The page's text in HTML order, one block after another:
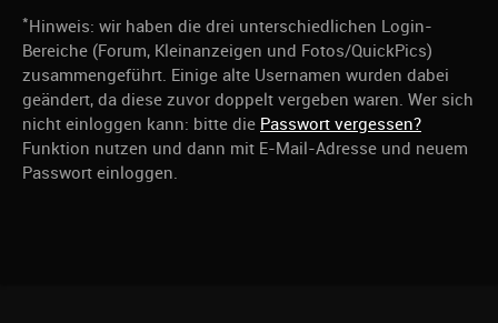
*Hinweis: wir haben die drei unterschiedlichen Login-
Bereiche (Forum, Kleinanzeigen und Fotos/QuickPics)
zusammengeführt. Einige alte Usernamen wurden dabei
geändert, da diese zuvor doppelt vergeben waren. Wer sich
nicht einloggen kann: bitte die Passwort vergessen?
Funktion nutzen und dann mit E-Mail-Adresse und neuem
Passwort einloggen.